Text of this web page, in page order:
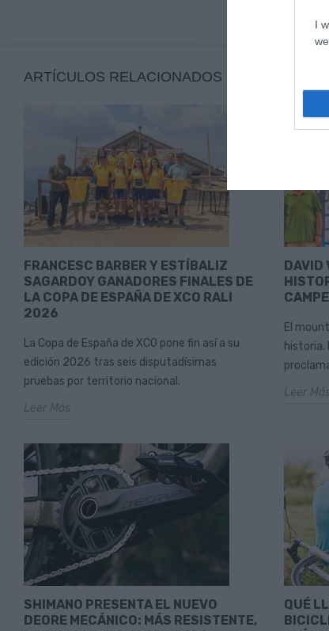
I
ARTÍCULOS RELACIONADOS
FRANCESC BARBER Y ESTÍBALIZ
SAGARDOY GANADORES FINALES DE
LA COPA DE ESPAÑA DE XCO RALI
2026
La Copa de España de XCO pone fin así a su
edición 2026 tras seis disputadísimas
pruebas por territorio nacional.
Leer Más
DAVID
El
historia.
Leer Más
SHIMANO PRESENTA EL NUEVO
DEORE MECÁNICO: MÁS RESISTENTE,
QUÉ